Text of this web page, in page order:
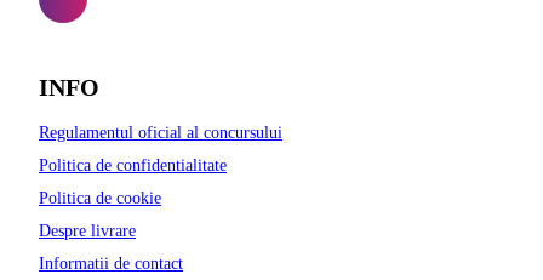
INFO
Regulamentul oficial al concursului
Politica de confidentialitate
Politica de cookie
Despre livrare
Informatii de contact